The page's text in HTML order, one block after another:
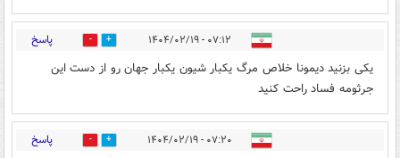
۰۷:۱۲ - ۱۴۰۴/۰۲/۱۹ 0 پاسخ
یکی بزنید دیمونا خلاص مرگ یکبار شیون یکبار جهان رو از دست این
جرثومه فساد راحت کنید
۰۷:۲۰ - ۱۴۰۴/۰۲/۱۹ 1 پاسخ